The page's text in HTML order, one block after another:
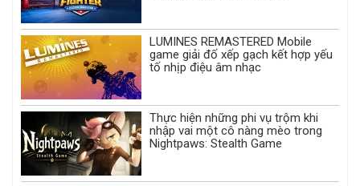
LUMINES REMASTERED Mobile
game giải đố xếp gạch kết hợp yếu
tố nhịp điệu âm nhạc
Thực hiện những phi vụ trộm khi
nhập vai một cô nàng mèo trong
Nightpaws: Stealth Game